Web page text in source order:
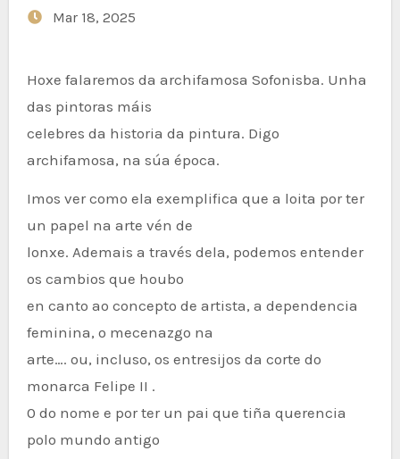
Mar 18, 2025
Hoxe falaremos da archifamosa Sofonisba. Unha
das pintoras máis
celebres da historia da pintura. Digo
archifamosa, na súa época.
Imos ver como ela exemplifica que a loita por ter
un papel na arte vén de
lonxe. Ademais a través dela, podemos entender
os cambios que houbo
en canto ao concepto de artista, a dependencia
feminina, o mecenazgo na
arte…. ou, incluso, os entresijos da corte do
monarca Felipe II .
0 do nome e por ter un pai que tiña querencia
polo mundo antigo